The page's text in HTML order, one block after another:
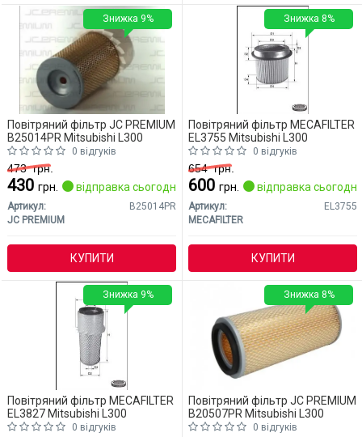
Повітряний фільтр JC PREMIUM
B25014PR Mitsubishi L300
0 відгуків
473грн.
430 грн. відправка сьогодні
Артикул:
B25014PR
JC PREMIUM
КУПИТИ
Знижка 9%
Повітряний фільтр MECAFILTER
EL3755 Mitsubishi L300
0 відгуків
654грн.
600 грн. відправка сьогодні
Артикул:
EL3755
MECAFILTER
КУПИТИ
Знижка 8%
Повітряний фільтр MECAFILTER
EL3827 Mitsubishi L300
0 відгуків
Знижка 9%
Повітряний фільтр JC PREMIUM
B20507PR Mitsubishi L300
0 відгуків
Знижка 8%